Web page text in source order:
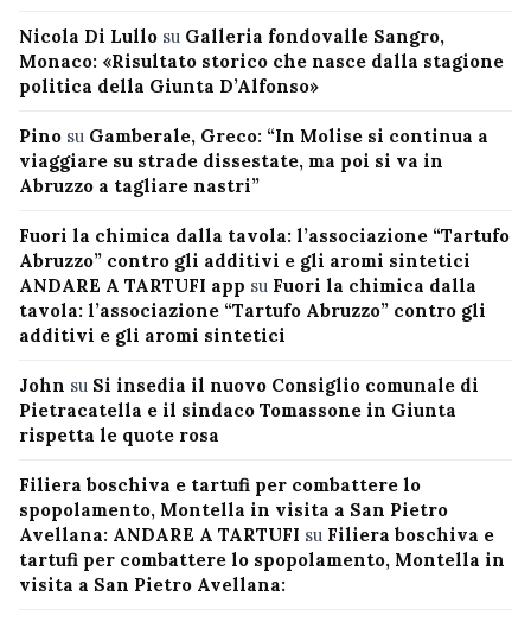
Nicola Di Lullo su Galleria fondovalle Sangro,
Monaco: «Risultato storico che nasce dalla stagione
politica della Giunta D’Alfonso»
Pino su Gamberale, Greco: “In Molise si continua a
viaggiare su strade dissestate, ma poi si va in
Abruzzo a tagliare nastri”
Fuori la chimica dalla tavola: l’associazione “Tartufo
Abruzzo” contro gli additivi e gli aromi sintetici
ANDARE A TARTUFI app su Fuori la chimica dalla
tavola: l’associazione “Tartufo Abruzzo” contro gli
additivi e gli aromi sintetici
John su Si insedia il nuovo Consiglio comunale di
Pietracatella e il sindaco Tomassone in Giunta
rispetta le quote rosa
Filiera boschiva e tartufi per combattere lo
spopolamento, Montella in visita a San Pietro
Avellana: ANDARE A TARTUFI su Filiera boschiva e
tartufi per combattere lo spopolamento, Montella in
visita a San Pietro Avellana: